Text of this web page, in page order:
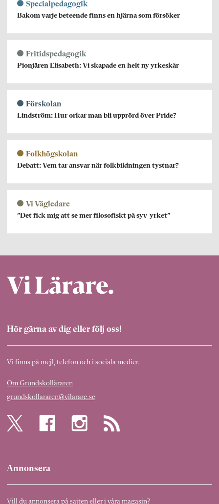
Specialpedagogik
Bakom varje beteende finns en hjärna som försöker
Fritidspedagogik
Pionjären Elisabeth: Vi skapade en helt ny yrkeskår
Förskolan
Lindström: Hur orkar man bli upprörd över Pride?
Folkhögskolan
Debatt: Vem tar ansvar när folkbildningen tystnar?
Vi Vägledare
”Det fick mig att se mer filosofiskt på syv-yrket”
Hör gärna av dig eller följ oss!
Vi finns på mejl, telefon och i sociala medier.
Om Grundskolläraren
grundskollararen@vilarare.se
Annonsera
Vill du annonsera på sajten eller i våra magasin?